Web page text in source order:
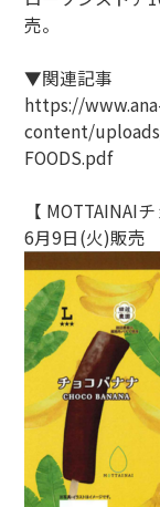
売。
▼関連記事
https://
content/
FOODS.pdf
【 MOTTAINAI
6月9日(火)販売